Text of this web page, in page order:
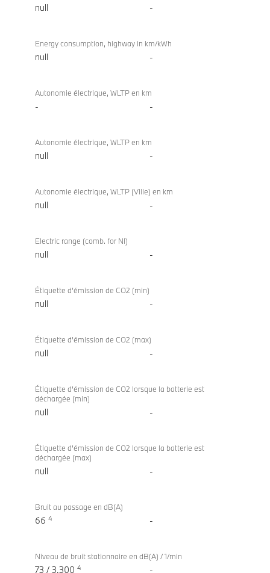
null -
Energy consumption, highway in km/kWh
null -
Autonomie électrique, WLTP en km
- -
Autonomie électrique, WLTP en km
null -
Autonomie électrique, WLTP (Ville) en km
null -
Electric range (comb. for NI)
null -
Étiquette d’émission de CO2 (min)
null -
Étiquette d’émission de CO2 (max)
null -
Étiquette d’émission de CO2 lorsque la batterie est
déchargée (min)
null -
Étiquette d’émission de CO2 lorsque la batterie est
déchargée (max)
null -
Bruit au passage en dB(A)
66 4 -
Niveau de bruit stationnaire en dB(A) / 1/min
73 / 3.300 4 -